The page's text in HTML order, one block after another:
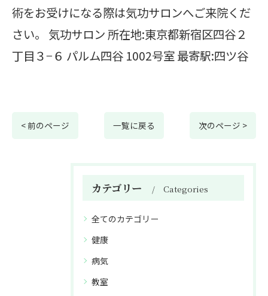
術をお受けになる際は気功サロンへご来院くだ
さい。 気功サロン 所在地:東京都新宿区四谷２
丁目３−６ パルム四谷 1002号室 最寄駅:四ツ谷
< 前のページ 一覧に戻る 次のページ >
カテゴリー Categories
全てのカテゴリー
健康
病気
教室